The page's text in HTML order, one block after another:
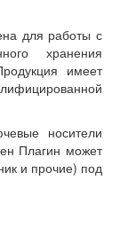
для работы с
хранения
имеет
носители
Плагин может
и прочие) под